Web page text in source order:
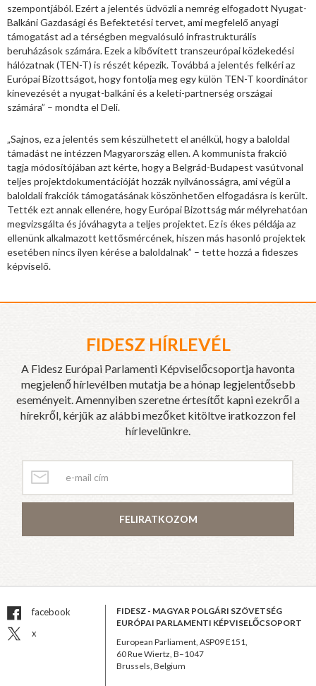
szempontjából. Ezért a jelentés üdvözli a nemrég elfogadott Nyugat-
Balkáni Gazdasági és Befektetési tervet, ami megfelelő anyagi
támogatást ad a térségben megvalósuló infrastrukturális
beruházások számára. Ezek a kibővített transzeurópai közlekedési
hálózatnak (TEN-T) is részét képezik. Továbbá a jelentés felkéri az
Európai Bizottságot, hogy fontolja meg egy külön TEN-T koordinátor
kinevezését a nyugat-balkáni és a keleti-partnerség országai
számára” – mondta el Deli.
„Sajnos, ez a jelentés sem készülhetett el anélkül, hogy a baloldal
támadást ne intézzen Magyarország ellen. A kommunista frakció
tagja módosítójában azt kérte, hogy a Belgrád-Budapest vasútvonal
teljes projektdokumentációját hozzák nyilvánosságra, ami végül a
baloldali frakciók támogatásának köszönhetően elfogadásra is került.
Tették ezt annak ellenére, hogy Európai Bizottság már mélyrehatóan
megvizsgálta és jóváhagyta a teljes projektet. Ez is ékes példája az
ellenünk alkalmazott kettősmércének, hiszen más hasonló projektek
esetében nincs ilyen kérése a baloldalnak” – tette hozzá a fideszes
képviselő.
FIDESZ HÍRLEVÉL
A Fidesz Európai Parlamenti Képviselőcsoportja havonta
megjelenő hírlevélben mutatja be a hónap legjelentősebb
eseményeit. Amennyiben szeretne értesítőt kapni ezekről a
hírekről, kérjük az alábbi mezőket kitöltve iratkozzon fel
hírlevelünkre.
FELIRATKOZOM
facebook
x
FIDESZ - MAGYAR POLGÁRI SZÖVETSÉG
EURÓPAI PARLAMENTI KÉPVISELŐCSOPORT
European Parliament, ASP09 E151,
60 Rue Wiertz, B–1047
Brussels, Belgium